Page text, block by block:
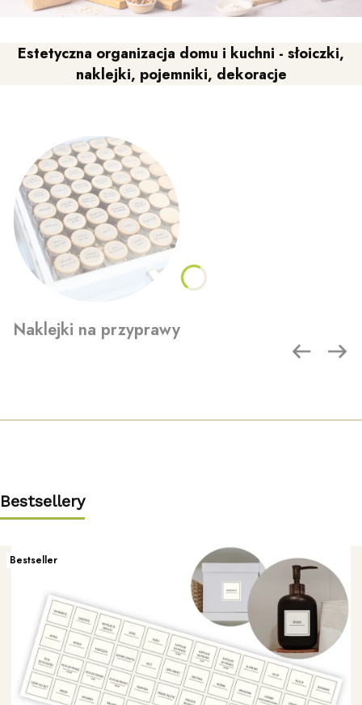
Estetyczna organizacja domu i kuchni - słoiczki,
naklejki, pojemniki, dekoracje
Naklejki na przyprawy
Bestsellery
Bestseller